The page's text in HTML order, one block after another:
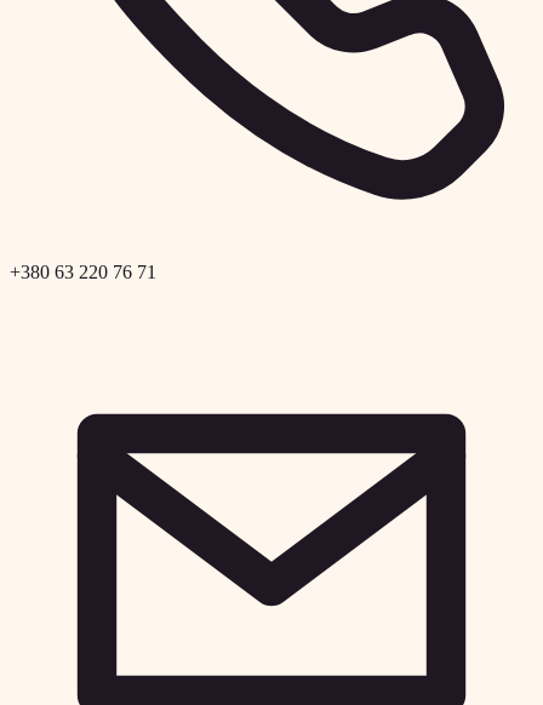
+380 63 220 76 71